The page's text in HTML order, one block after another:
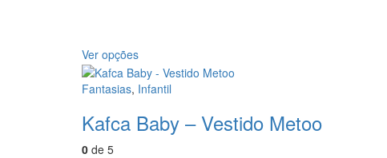
Ver opções
Fantasias, Infantil
Kafca Baby – Vestido Metoo
0 de 5